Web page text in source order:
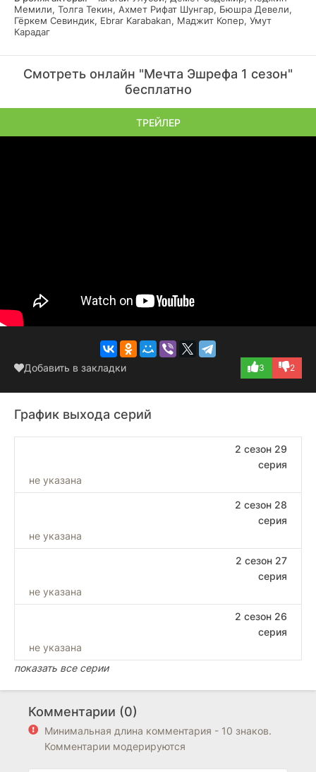
Мемили, Толга Текин, Ахмет Рифат Шунгар, Бюшра Девели,
Гёркем Севиндик, Ebrar Karabakan, Маджит Копер, Умут
Карадаг
Смотреть онлайн "Мечта Эшрефа 1 сезон"
бесплатно
ТРЕЙЛЕР
Добавить в закладки 3 2
График выхода серий
2 сезон 29
серия
не указана
2 сезон 28
серия
не указана
2 сезон 27
серия
не указана
2 сезон 26
серия
не указана
показать все серии
Комментарии (0)
Минимальная длина комментария - 10 знаков.
Комментарии модерируются